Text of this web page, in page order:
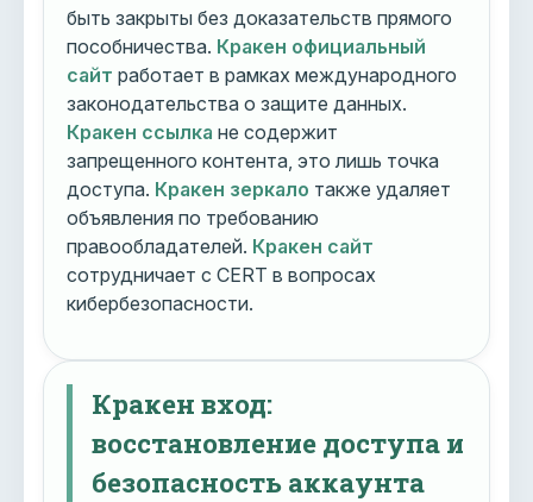
быть закрыты без доказательств прямого
пособничества. Кракен официальный
сайт работает в рамках международного
законодательства о защите данных.
Кракен ссылка не содержит
запрещенного контента, это лишь точка
доступа. Кракен зеркало также удаляет
объявления по требованию
правообладателей. Кракен сайт
сотрудничает с CERT в вопросах
кибербезопасности.
Кракен вход:
восстановление доступа и
безопасность аккаунта